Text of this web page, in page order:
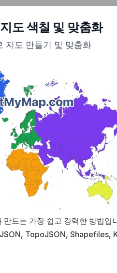
도 색칠 및 맞춤화
지도 만들기 및 맞춤화
드는 가장 쉽고 강력한 방법입
TopoJSON, Shapefiles,